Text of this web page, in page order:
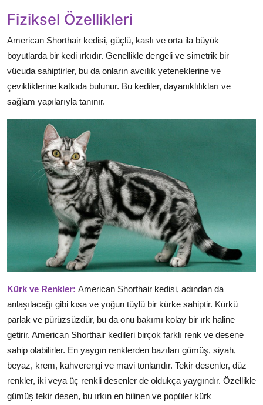
Fiziksel Özellikleri
American Shorthair kedisi, güçlü, kaslı ve orta ila büyük
boyutlarda bir kedi ırkıdır. Genellikle dengeli ve simetrik bir
vücuda sahiptirler, bu da onların avcılık yeteneklerine ve
çevikliklerine katkıda bulunur. Bu kediler, dayanıklılıkları ve
sağlam yapılarıyla tanınır.
Kürk ve Renkler: American Shorthair kedisi, adından da
anlaşılacağı gibi kısa ve yoğun tüylü bir kürke sahiptir. Kürkü
parlak ve pürüzsüzdür, bu da onu bakımı kolay bir ırk haline
getirir. American Shorthair kedileri birçok farklı renk ve desene
sahip olabilirler. En yaygın renklerden bazıları gümüş, siyah,
beyaz, krem, kahverengi ve mavi tonlarıdır. Tekir desenler, düz
renkler, iki veya üç renkli desenler de oldukça yaygındır. Özellikle
gümüş tekir desen, bu ırkın en bilinen ve popüler kürk